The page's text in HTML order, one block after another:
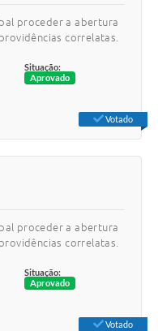
proceder a abertura
correlatas.
Situação:
Aprovado
Votado
proceder a abertura
correlatas.
Situação:
Aprovado
Votado